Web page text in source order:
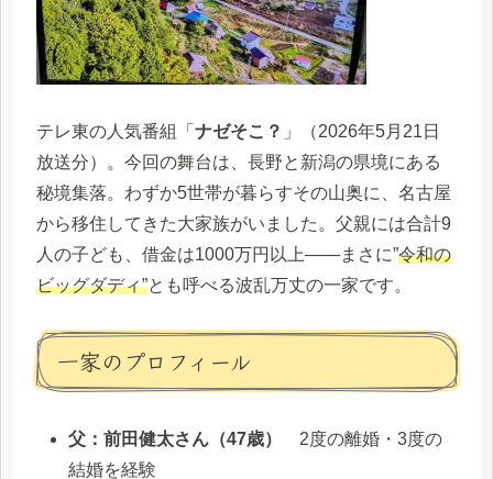
テレ東の人気番組「 ナゼそこ？ 」（2026年5月21日
放送分）。今回の舞台は、長野と新潟の県境にある
秘境集落。わずか5世帯が暮らすその山奥に、名古屋
から移住してきた大家族がいました。父親には合計9
人の子ども、借金は1000万円以上——まさに”令和の
ビッグダディ”とも呼べる波乱万丈の一家です。
一家のプロフィール
父：前田健太さん（47歳）
2度の離婚・3度の
結婚を経験